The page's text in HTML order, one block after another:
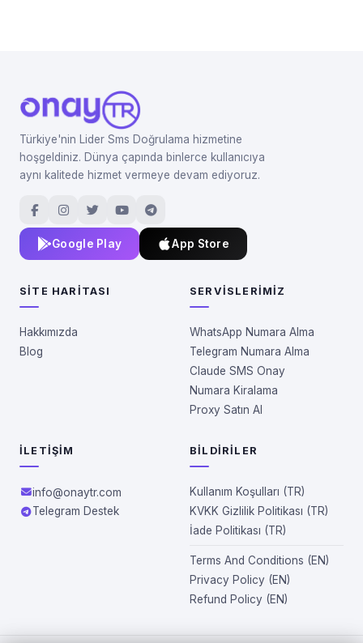
Türkiye'nin Lider Sms Doğrulama hizmetine
hoşgeldiniz. Dünya çapında binlerce kullanıcıya
aynı kalitede hizmet vermeye devam ediyoruz.
Google Play App Store
SITE HARITASI
Hakkımızda
Blog
SERVISLERIMIZ
WhatsApp Numara Alma
Telegram Numara Alma
Claude SMS Onay
Numara Kiralama
Proxy Satın Al
İLETIŞIM
info@onaytr.com
Telegram Destek
BILDIRILER
Kullanım Koşulları (TR)
KVKK Gizlilik Politikası (TR)
İade Politikası (TR)
Terms And Conditions (EN)
Privacy Policy (EN)
Refund Policy (EN)